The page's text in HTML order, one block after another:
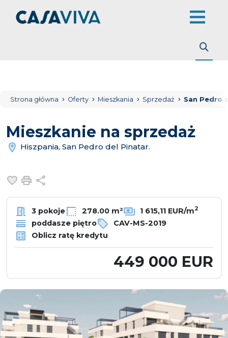
Strona główna Oferty Mieszkania Sprzedaż San Pedro
Mieszkanie na sprzedaż
Hiszpania, San Pedro del Pinatar.
Dodaj do ulubionych
Drukuj
3 pokoje 278.00 m² 1 615,11 EUR/m2
poddasze piętro
CAV-MS-2019
Oblicz ratę kredytu
449 000 EUR